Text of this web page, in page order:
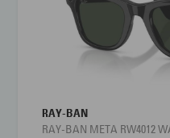
brillen føles som en integrert
Stunt Devil kombinerer
optikk og gjennomført
RAY-BAN
RAY-BAN META RW4012